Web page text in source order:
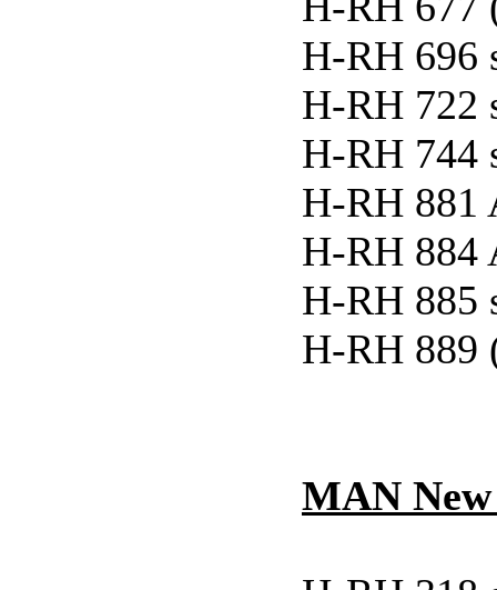
H-RH 696
H-RH 722
H-RH 744
H-RH 881
H-RH 884
H-RH 885
H-RH 889
MAN